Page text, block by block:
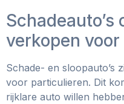
Schadeauto’s
verkopen
Schade- en sloopauto’s
voor particulieren. Dit
rijklare auto willen